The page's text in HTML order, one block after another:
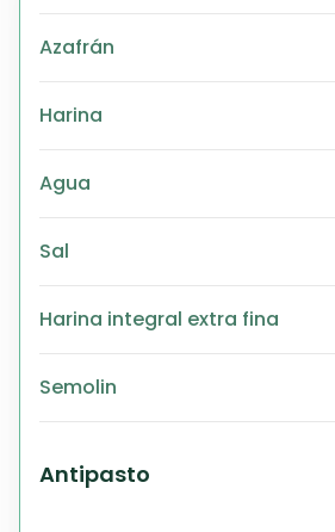
Azafrán
Harina
Agua
Sal
Harina integral extra fina
Semolin
Antipasto